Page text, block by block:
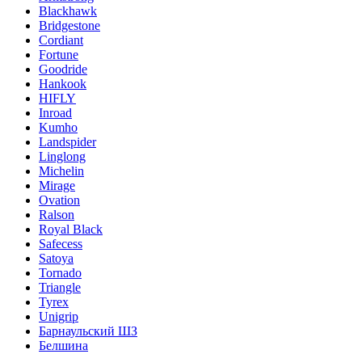
Blackhawk
Bridgestone
Cordiant
Fortune
Goodride
Hankook
HIFLY
Inroad
Kumho
Landspider
Linglong
Michelin
Mirage
Ovation
Ralson
Royal Black
Safecess
Satoya
Tornado
Triangle
Tyrex
Unigrip
Барнаульский ШЗ
Белшина